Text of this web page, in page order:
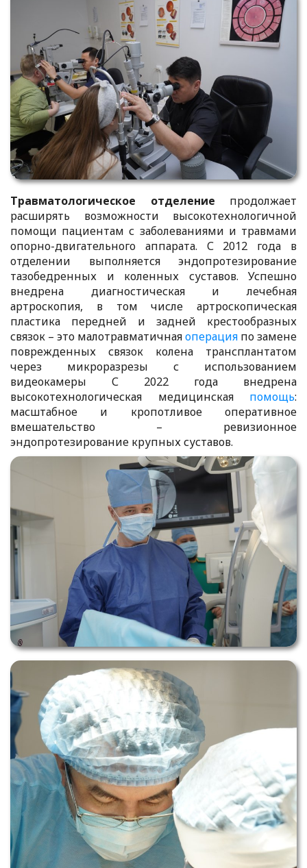
Травматологическое отделение продолжает
расширять возможности высокотехнологичной
помощи пациентам с заболеваниями и травмами
опорно-двигательного аппарата. С 2012 года в
отделении выполняется эндопротезирование
тазобедренных и коленных суставов. Успешно
внедрена диагностическая и лечебная
артроскопия, в том числе артроскопическая
пластика передней и задней крестообразных
связок – это малотравматичнаяоперация по замене
поврежденных связок колена трансплантатом
через микроразрезы с использованием
видеокамеры С 2022 года внедрена
высокотехнологическая медицинская помощь:
масштабное и кропотливое оперативное
вмешательство – ревизионное
эндопротезирование крупных суставов.